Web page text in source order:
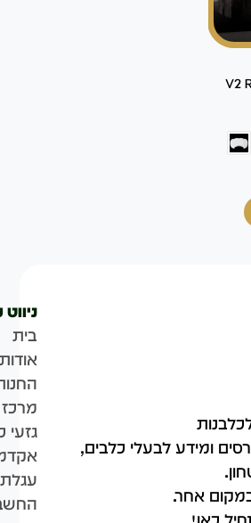
V2
ומידע לבעלי כלבים,
אחר.
בית
אודות
גזעי
עגלת